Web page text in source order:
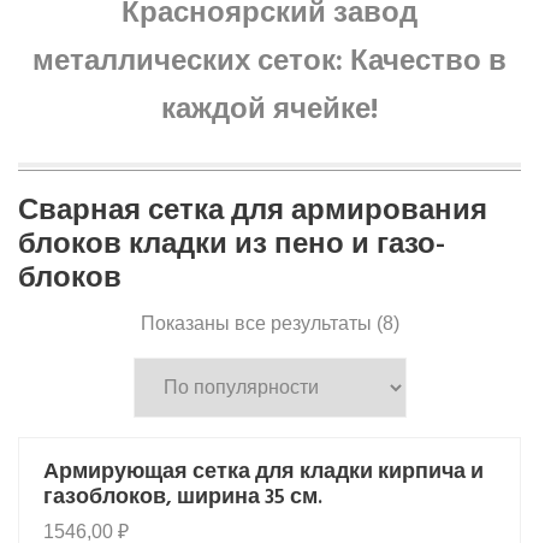
Красноярский завод
металлических сеток: Качество в
каждой ячейке!
Сварная сетка для армирования
блоков кладки из пено и газо-
блоков
Показаны все результаты (8)Сортировка:
популярности
HOT
Армирующая сетка для кладки кирпича и
газоблоков, ширина 35 см.
1546,00 ₽